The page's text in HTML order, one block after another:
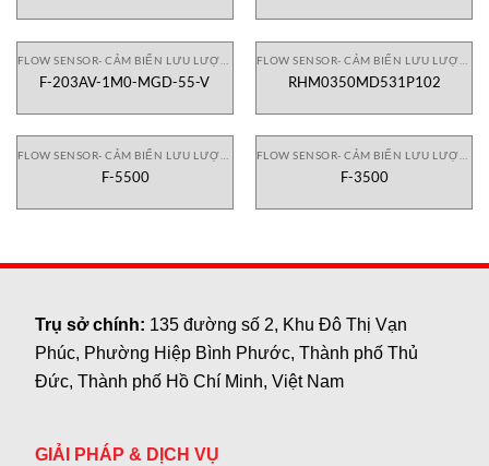
F-203AV-1M0-MGD-55-V RHM0350MD531P102
F-5500 F-3500
Trụ sở chính: 135 đường số 2, Khu Đô Thị Vạn
Phúc, Phường Hiệp Bình Phước, Thành phố Thủ
Đức, Thành phố Hồ Chí Minh, Việt Nam
GIẢI PHÁP & DỊCH VỤ